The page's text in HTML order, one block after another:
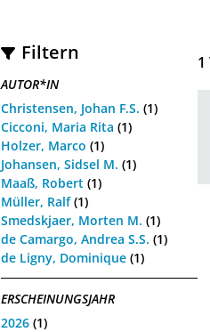
Filtern
AUTOR*IN
Christensen, Johan F.S. (1)
Cicconi, Maria Rita (1)
Holzer, Marco (1)
Johansen, Sidsel M. (1)
Maaß, Robert (1)
Müller, Ralf(1)
Smedskjaer, Morten M. (1)
de Camargo, Andrea S.S. (1)
de Ligny, Dominique (1)
ERSCHEINUNGSJAHR
2026 (1)
1